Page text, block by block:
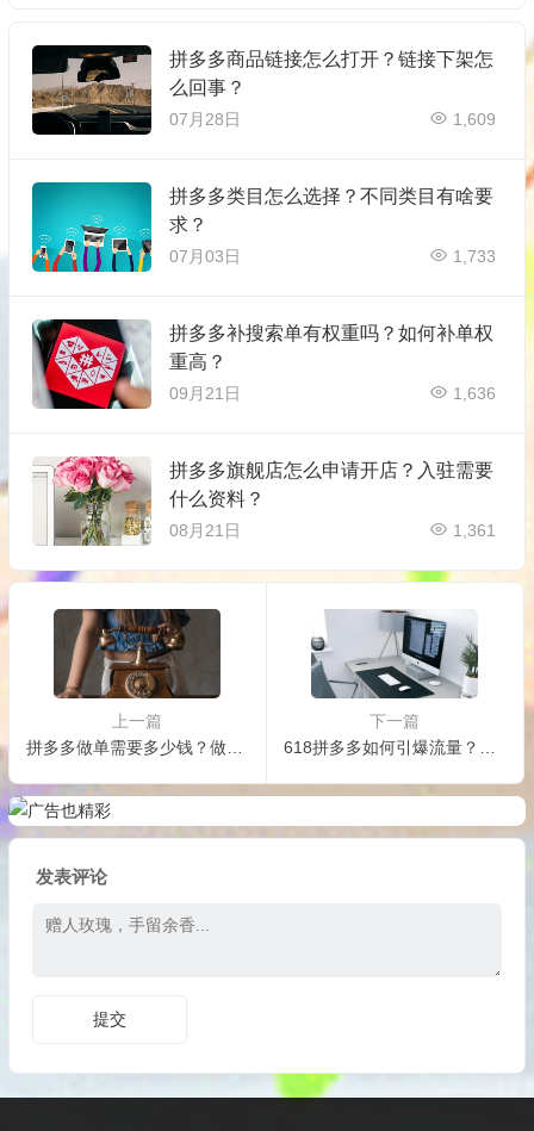
拼多多商品链接怎么打开？链接下架怎
么回事？
07月28日 1,609
拼多多类目怎么选择？不同类目有啥要
求？
07月03日 1,733
拼多多补搜索单有权重吗？如何补单权
重高？
09月21日 1,636
拼多多旗舰店怎么申请开店？入驻需要
什么资料？
08月21日 1,361
上一篇
拼多多做单需要多少钱？做单技巧是什么？
下一篇
发表评论